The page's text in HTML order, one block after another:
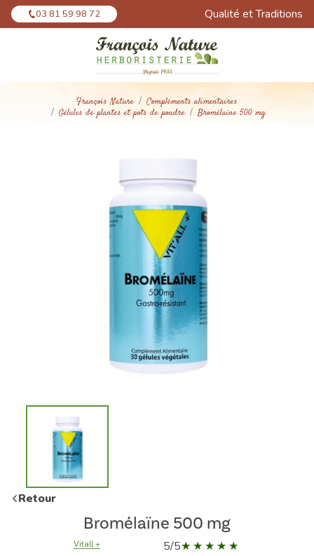
03 81 59 98 72 Qualité et Traditions
François Nature
Compléments alimentaires
Gélules de plantes et pots de poudre
Bromélaïne 500 mg
Retour
Bromélaïne 500 mg
Vitall + 5/5
Panneau de gestion des cookies